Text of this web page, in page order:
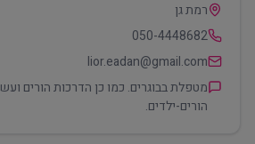
רמת גן
050-4448682
lior.eadan@gmail.com
מטפלת בבוגרים. כמו כן הדרכות הורים
הורים-ילדים.